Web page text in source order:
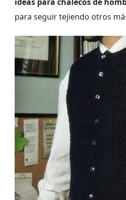
para seguir tejiendo otros